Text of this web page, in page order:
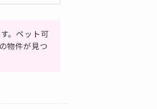
。ペット可
物件が見つ